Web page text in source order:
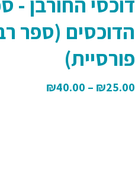
הדוכסים (ספר
פורסיית)
₪25.00
–
₪40.00